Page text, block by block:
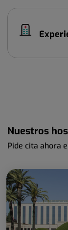
Nuestros
Pide cita ahora